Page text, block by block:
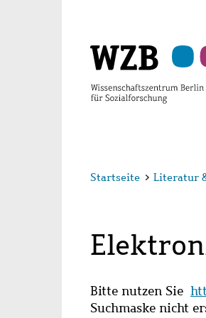
Startseite > Literatur
Bitte nutzen Sie
Suchmaske nicht